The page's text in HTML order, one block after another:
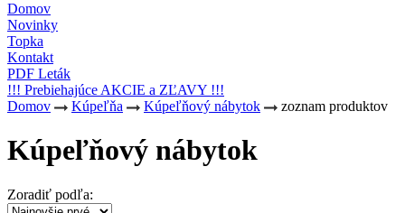
Domov
Novinky
Topka
Kontakt
PDF Leták
!!! Prebiehajúce AKCIE a ZĽAVY !!!
Domov
Kúpeľňa Kúpeľňový nábytok zoznam produktov
Kúpeľňový nábytok
Zoradiť podľa: